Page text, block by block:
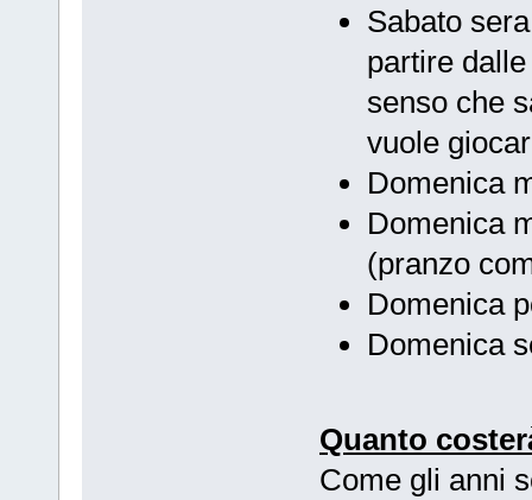
Sabato
partire dalle
senso che
vuole
Domenica
Domenica
(pranzo
Domenica
Domenica
Quanto
Come gli anni